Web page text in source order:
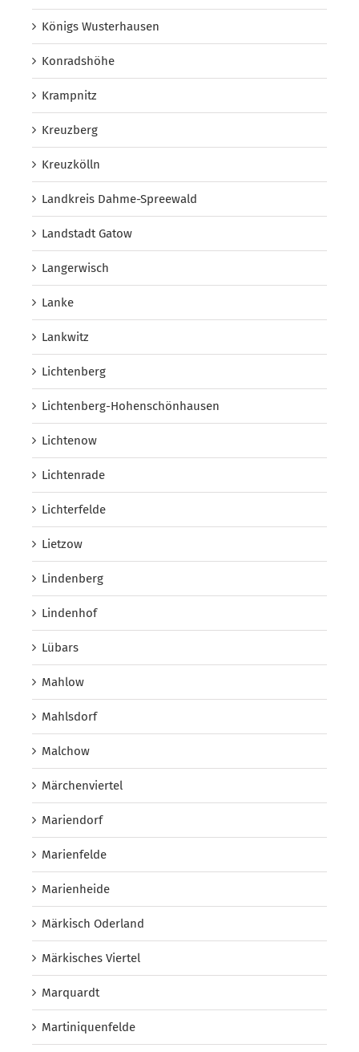
Königs Wusterhausen
Konradshöhe
Krampnitz
Kreuzberg
Kreuzkölln
Landkreis Dahme-Spreewald
Landstadt Gatow
Langerwisch
Lanke
Lankwitz
Lichtenberg
Lichtenberg-Hohenschönhausen
Lichtenow
Lichtenrade
Lichterfelde
Lietzow
Lindenberg
Lindenhof
Lübars
Mahlow
Mahlsdorf
Malchow
Märchenviertel
Mariendorf
Marienfelde
Marienheide
Märkisch Oderland
Märkisches Viertel
Marquardt
Martiniquenfelde